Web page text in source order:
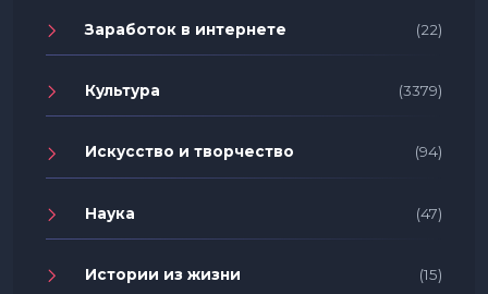
Заработок в интернете (22)
Культура (3379)
Искусство и творчество (94)
Наука (47)
Истории из жизни (15)